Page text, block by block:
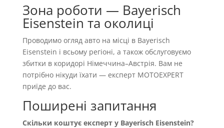
Зона роботи — Bayerisch
Eisenstein та околиці
Проводимо огляд авто на місці в Bayerisch
Eisenstein і всьому регіоні, а також обслуговуємо
збитки в коридорі Німеччина–Австрія. Вам не
потрібно нікуди їхати — експерт MOTOEXPERT
приїде до вас.
Поширені запитання
Скільки коштує експерт у Bayerisch Eisenstein?